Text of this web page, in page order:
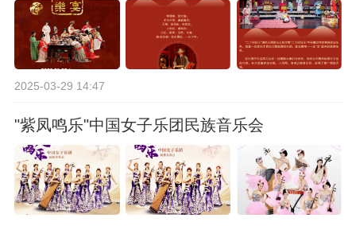
2025-03-29 14:47
"紫凤鸣乐"中国女子乐团民族音乐会